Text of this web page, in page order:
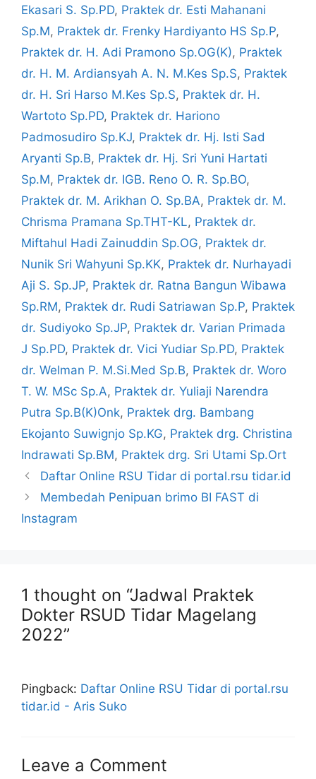
Ekasari S. Sp.PD, Praktek dr. Esti Mahanani
Sp.M, Praktek dr. Frenky Hardiyanto HS Sp.P,
Praktek dr. H. Adi Pramono Sp.OG(K), Praktek
dr. H. M. Ardiansyah A. N. M.Kes Sp.S, Praktek
dr. H. Sri Harso M.Kes Sp.S, Praktek dr. H.
Wartoto Sp.PD, Praktek dr. Hariono
Padmosudiro Sp.KJ, Praktek dr. Hj. Isti Sad
Aryanti Sp.B, Praktek dr. Hj. Sri Yuni Hartati
Sp.M, Praktek dr. IGB. Reno O. R. Sp.BO,
Praktek dr. M. Arikhan O. Sp.BA, Praktek dr. M.
Chrisma Pramana Sp.THT-KL, Praktek dr.
Miftahul Hadi Zainuddin Sp.OG, Praktek dr.
Nunik Sri Wahyuni Sp.KK, Praktek dr. Nurhayadi
Aji S. Sp.JP, Praktek dr. Ratna Bangun Wibawa
Sp.RM, Praktek dr. Rudi Satriawan Sp.P, Praktek
dr. Sudiyoko Sp.JP, Praktek dr. Varian Primada
J Sp.PD, Praktek dr. Vici Yudiar Sp.PD, Praktek
dr. Welman P. M.Si.Med Sp.B, Praktek dr. Woro
T. W. MSc Sp.A, Praktek dr. Yuliaji Narendra
Putra Sp.B(K)Onk, Praktek drg. Bambang
Ekojanto Suwignjo Sp.KG, Praktek drg. Christina
Indrawati Sp.BM, Praktek drg. Sri Utami Sp.Ort
Daftar Online RSU Tidar di portal.rsu tidar.id
Membedah Penipuan brimo BI FAST di
Instagram
1 thought on “Jadwal Praktek
Dokter RSUD Tidar Magelang
2022”
Pingback: Daftar Online RSU Tidar di portal.rsu
tidar.id - Aris Suko
Leave a Comment